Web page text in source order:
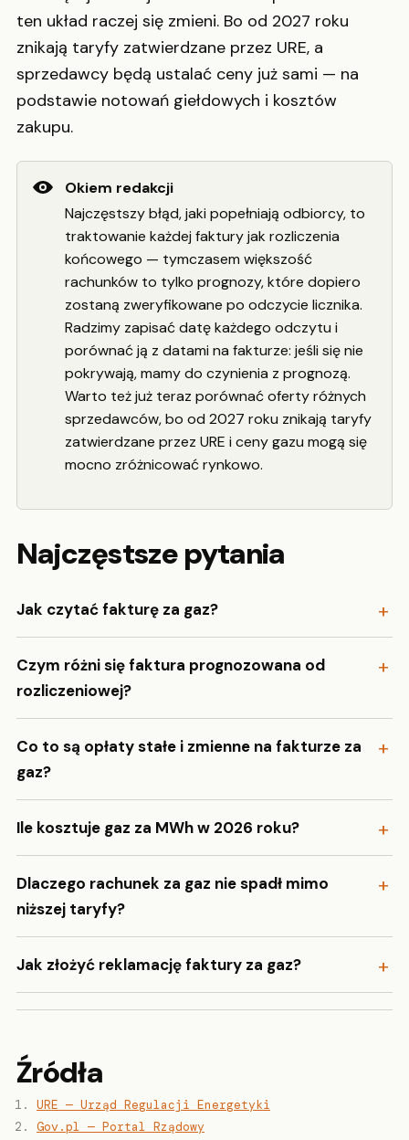
ten układ raczej się zmieni. Bo od 2027 roku
znikają taryfy zatwierdzane przez URE, a
sprzedawcy będą ustalać ceny już sami — na
podstawie notowań giełdowych i kosztów
zakupu.
Okiem redakcji
Najczęstszy błąd, jaki popełniają odbiorcy, to
traktowanie każdej faktury jak rozliczenia
końcowego — tymczasem większość
rachunków to tylko prognozy, które dopiero
zostaną zweryfikowane po odczycie licznika.
Radzimy zapisać datę każdego odczytu i
porównać ją z datami na fakturze: jeśli się nie
pokrywają, mamy do czynienia z prognozą.
Warto też już teraz porównać oferty różnych
sprzedawców, bo od 2027 roku znikają taryfy
zatwierdzane przez URE i ceny gazu mogą się
mocno zróżnicować rynkowo.
Najczęstsze pytania
Jak czytać fakturę za gaz?
Czym różni się faktura prognozowana od
rozliczeniowej?
Co to są opłaty stałe i zmienne na fakturze za
gaz?
Ile kosztuje gaz za MWh w 2026 roku?
Dlaczego rachunek za gaz nie spadł mimo
niższej taryfy?
Jak złożyć reklamację faktury za gaz?
Źródła
URE — Urząd Regulacji Energetyki
Gov.pl — Portal Rządowy